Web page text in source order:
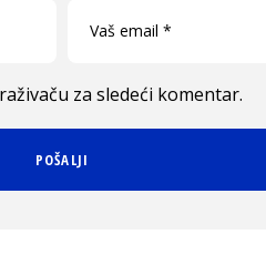
za sledeći komentar.